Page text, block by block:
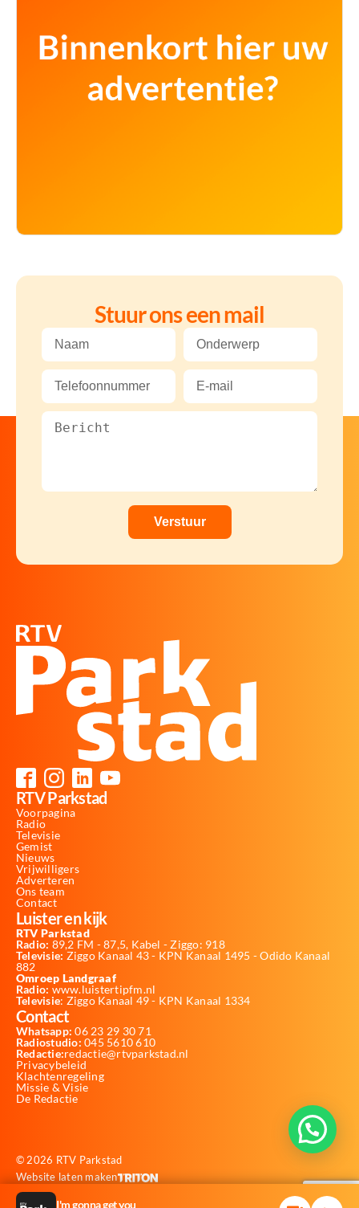
Stuur ons een mail
RTV Parkstad
Voorpagina
Radio
Televisie
Gemist
Nieuws
Vrijwilligers
Adverteren
Ons team
Contact
Luister en kijk
RTV Parkstad
Radio: 89,2 FM - 87,5, Kabel - Ziggo: 918
Televisie: Ziggo Kanaal 43 - KPN Kanaal 1495 - Odido Kanaal
882
Omroep Landgraaf
Radio: www.luistertipfm.nl
Televisie: Ziggo Kanaal 49 - KPN Kanaal 1334
Contact
Whatsapp: 06 23 29 30 71
Radiostudio: 045 5610 610
Redactie:redactie@rtvparkstad.nl
Privacybeleid
Klachtenregeling
Missie & Visie
De Redactie
© 2026 RTV Parkstad
Website laten maken
I'm gonna get you